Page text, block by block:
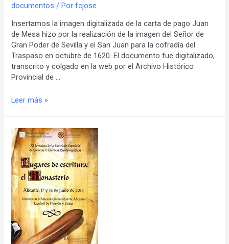
documentos / Porfcjose
Insertamos la imagen digitalizada de la carta de pago Juan
de Mesa hizo por la realización de la imagen del Señor de
Gran Poder de Sevilla y el San Juan para la cofradía del
Traspaso en octubre de 1620. El documento fue digitalizado,
transcrito y colgado en la web por el Archivo Histórico
Provincial de …
Juan
y
la
carta
de
pago
por
la
realización
del
GRAN
PODER.
Leer más »